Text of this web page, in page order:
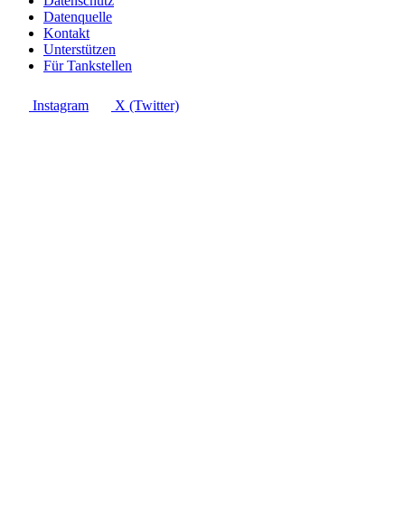
Datenquelle
Kontakt
Unterstützen
Für Tankstellen
Instagram X (Twitter)